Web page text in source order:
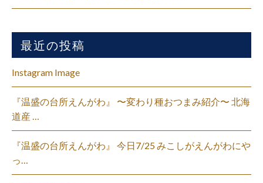
最近の投稿
Instagram Image
『温盛の台所えんがわ』 〜変わり種おつまみ紹介〜 北海
道産 …
『温盛の台所えんがわ』 今日7/25 みこしがえんがわにや
っ…